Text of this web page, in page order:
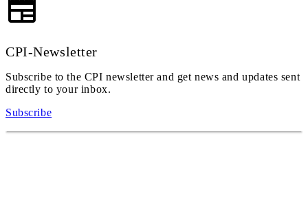
CPI-Newsletter
Subscribe to the CPI newsletter and get news and updates sent
directly to your inbox.
Subscribe